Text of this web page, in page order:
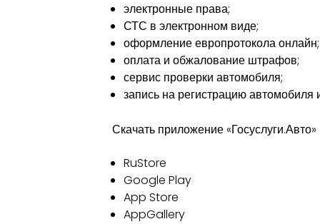
электронные права;
СТС в электронном виде;
оформление европротокола онлайн;
оплата и обжалование штрафов;
сервис проверки автомобиля;
запись на регистрацию автомобиля
Скачать приложение
RuStore
Google Play
App Store
AppGallery